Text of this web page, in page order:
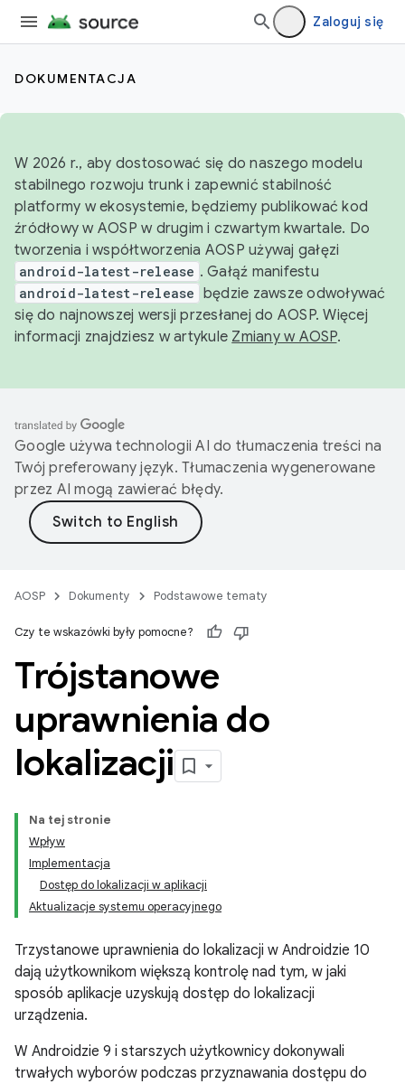
Zaloguj się
DOKUMENTACJA
W 2026 r., aby dostosować się do naszego modelu
stabilnego rozwoju trunk i zapewnić stabilność
platformy w ekosystemie, będziemy publikować kod
źródłowy w AOSP w drugim i czwartym kwartale. Do
tworzenia i współtworzenia AOSP używaj gałęzi
android-latest-release . Gałąź manifestu
android-latest-release będzie zawsze odwoływać
się do najnowszej wersji przesłanej do AOSP. Więcej
informacji znajdziesz w artykule Zmiany w AOSP.
Google używa technologii AI do tłumaczenia treści na
Twój preferowany język. Tłumaczenia wygenerowane
przez AI mogą zawierać błędy.
AOSP Dokumenty Podstawowe tematy
Czy te wskazówki były pomocne?
Trójstanowe
uprawnienia do
lokalizacji
Na tej stronie
Wpływ
Implementacja
Dostęp do lokalizacji w aplikacji
Aktualizacje systemu operacyjnego
Trzystanowe uprawnienia do lokalizacji w Androidzie 10
dają użytkownikom większą kontrolę nad tym, w jaki
sposób aplikacje uzyskują dostęp do lokalizacji
urządzenia.
W Androidzie 9 i starszych użytkownicy dokonywali
trwałych wyborów podczas przyznawania dostępu do